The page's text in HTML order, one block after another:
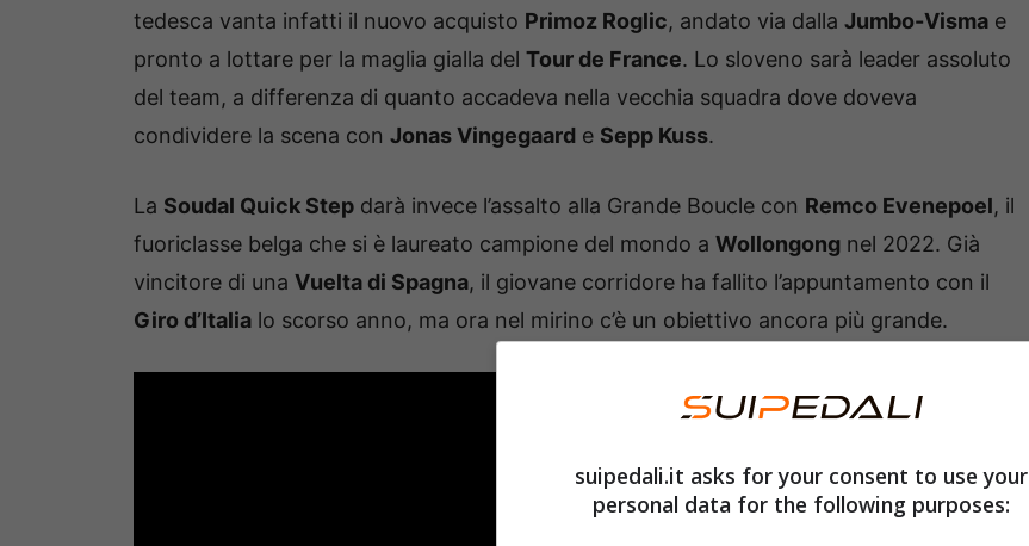
tedesca vanta infatti il nuovo acquisto Primoz Roglic, andato via dalla Jumbo-Visma e
pronto a lottare per la maglia gialla del Tour de France. Lo sloveno sarà leader assoluto
del team, a differenza di quanto accadeva nella vecchia squadra dove doveva
condividere la scena con Jonas Vingegaard e Sepp Kuss.
La Soudal Quick Step darà invece l’assalto alla Grande Boucle con Remco Evenepoel, il
fuoriclasse belga che si è laureato campione del mondo a Wollongong nel 2022. Già
vincitore di una Vuelta di Spagna, il giovane corridore ha fallito l’appuntamento con il
Giro d’Italia lo scorso anno, ma ora nel mirino c’è un obiettivo ancora più grande.
suipedali.it asks for your consent to use your
personal data for the following purposes: